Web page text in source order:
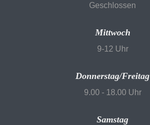
Geschlossen
Mittwoch
9-12 Uhr
Donnerstag/Freitag
9.00 - 18.00 Uhr
Samstag